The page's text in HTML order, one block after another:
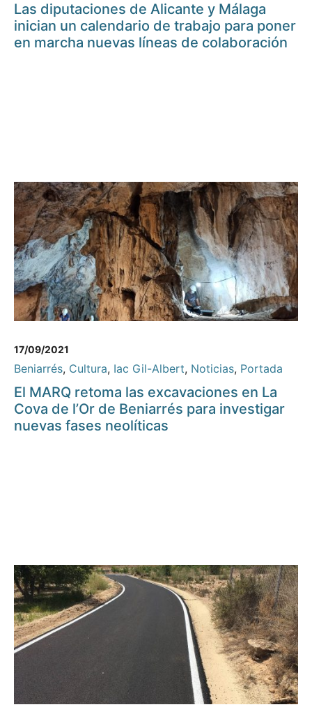
Las diputaciones de Alicante y Málaga
inician un calendario de trabajo para poner
en marcha nuevas líneas de colaboración
17/09/2021
Beniarrés, Cultura, Iac Gil-Albert, Noticias, Portada
El MARQ retoma las excavaciones en La
Cova de l’Or de Beniarrés para investigar
nuevas fases neolíticas